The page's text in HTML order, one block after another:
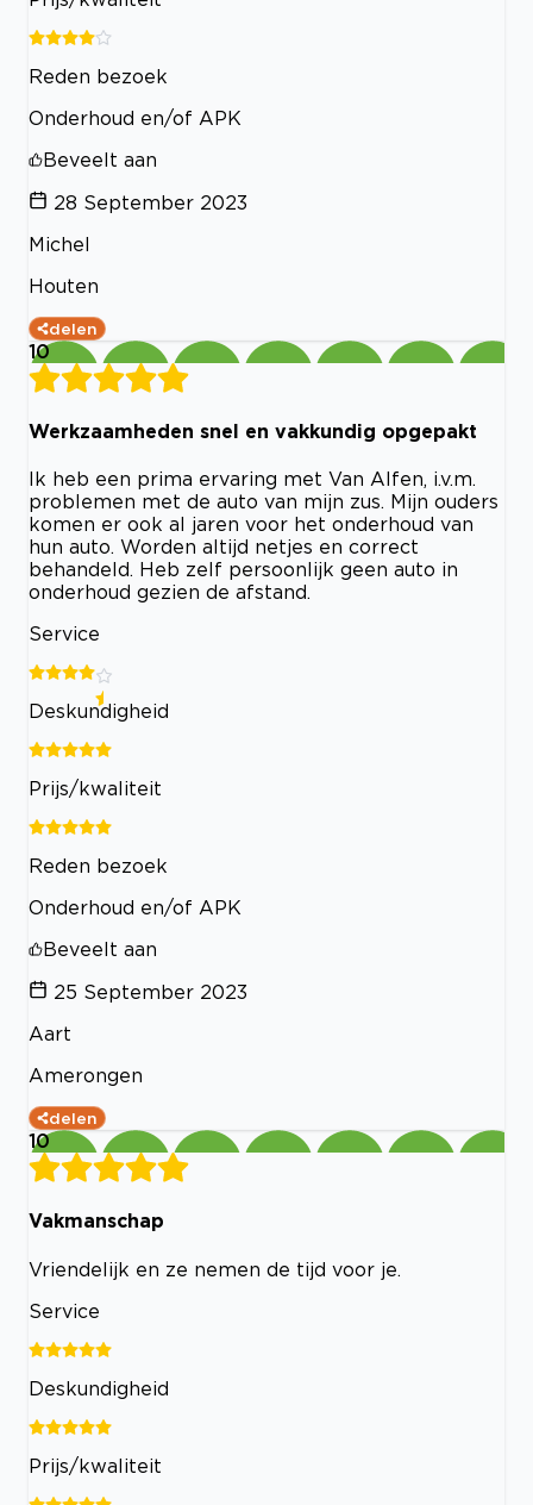
Reden bezoek
Onderhoud en/of APK
Beveelt aan
28 September 2023
Michel
Houten
delen
10
Werkzaamheden snel en vakkundig opgepakt
Ik heb een prima ervaring met Van Alfen, i.v.m.
problemen met de auto van mijn zus. Mijn ouders
komen er ook al jaren voor het onderhoud van
hun auto. Worden altijd netjes en correct
behandeld. Heb zelf persoonlijk geen auto in
onderhoud gezien de afstand.
Service
Deskundigheid
Prijs/kwaliteit
Reden bezoek
Onderhoud en/of APK
Beveelt aan
25 September 2023
Aart
Amerongen
delen
10
Vakmanschap
Vriendelijk en ze nemen de tijd voor je.
Service
Deskundigheid
Prijs/kwaliteit